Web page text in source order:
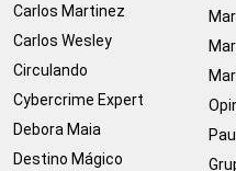
Carlos Martinez
Carlos Wesley
Circulando
Cybercrime Expert
Debora Maia
Destino Mágico